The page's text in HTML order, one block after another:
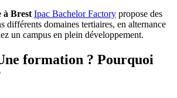
à Brest Ipac Bachelor Factory propose des
différents domaines tertiaires, en alternance
un campus en plein développement.
formation ? Pourquoi